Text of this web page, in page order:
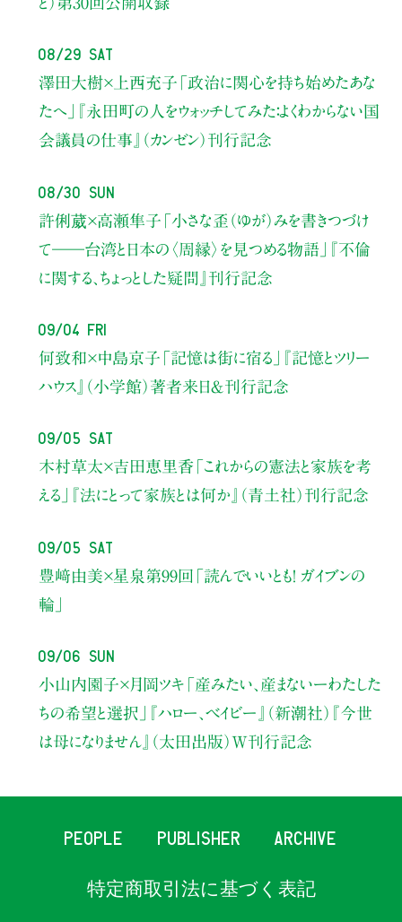
08/29 Sat
澤田大樹×上西充子 「政治に関心を持ち始めたあな
たへ」
『永田町の人をウォッチしてみた：よくわからない国
会議員の仕事』（カンゼン）刊行記念
08/30 Sun
許俐葳×高瀬隼子 「小さな歪（ゆが）みを書きつづけ
て――台湾と日本の〈周縁〉を見つめる物語」
『不倫
に関する、ちょっとした疑問』刊行記念
09/04 Fri
何致和×中島京子 「記憶は街に宿る」
『記憶とツリー
ハウス』（小学館）著者来日＆刊行記念
09/05 Sat
木村草太×吉田恵里香 「これからの憲法と家族を考
える」
『法にとって家族とは何か』（青土社）刊行記念
09/05 Sat
豊﨑由美×星泉 第99回「読んでいいとも！ ガイブンの
輪」
09/06 Sun
小山内園子×月岡ツキ 「産みたい、産まないーわたした
ちの希望と選択」
『ハロー、ベイビー』（新潮社） 『今世
は母になりません』（太田出版）W刊行記念
PEOPLE PUBLISHER ARCHIVE
特定商取引法に基づく表記